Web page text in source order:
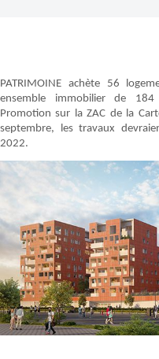
PATRIMOINE achète 56
ensemble immobilier de
Promotion sur la ZAC de la
septembre, les travaux
2022.